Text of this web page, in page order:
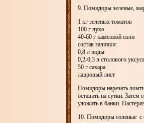
9. Помидоры зеленые,
1 кг зеленых томатов
100 г лука
40-60 г каменной соли
состав заливки:
0,8 л воды
0,2-0,3 л столового уксуса
50 г сахара
лавровый лист
Помидоры нарезать
оставить на сутки.
уложить в банки.
10. Помидоры соленые с